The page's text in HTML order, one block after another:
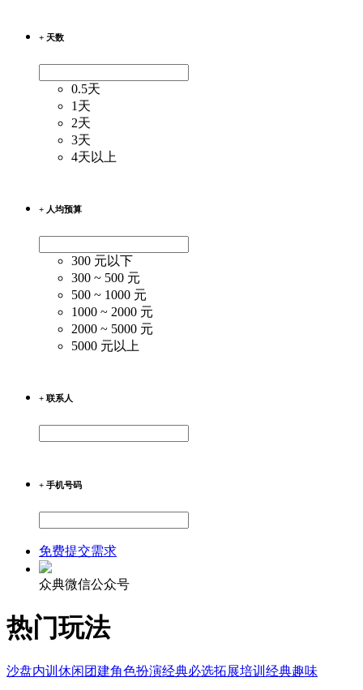
+ 天数
0.5天
1天
2天
3天
4天以上
+ 人均预算
300 元以下
300 ~ 500 元
500 ~ 1000 元
1000 ~ 2000 元
2000 ~ 5000 元
5000 元以上
+ 联系人
+ 手机号码
免费提交需求
众典微信公众号
热门玩法
沙盘内训 休闲团建角色扮演经典必选拓展培训 经典趣味